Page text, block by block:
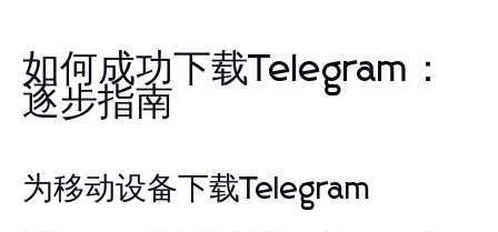
如何成功下载Telegram：
逐步指南
为移动设备下载Telegram